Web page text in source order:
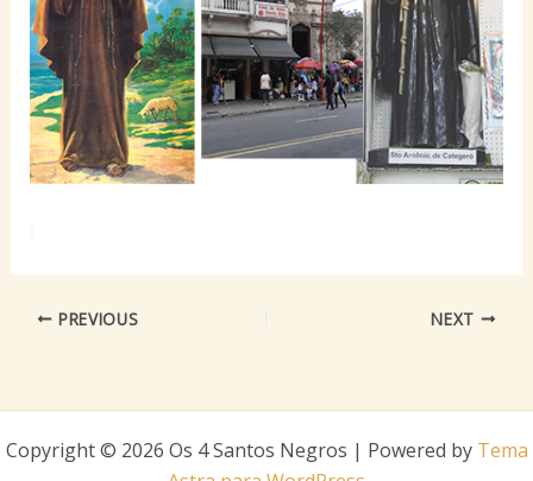
PREVIOUS NEXT
Copyright © 2026 Os 4 Santos Negros | Powered by Tema